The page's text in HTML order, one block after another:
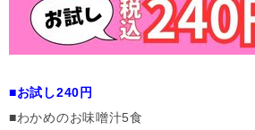
■お試し240円
■わかめのお味噌汁5食